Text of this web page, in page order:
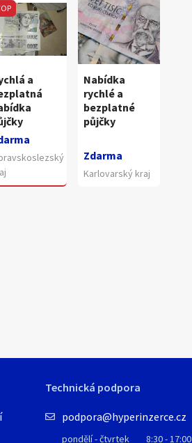
a
Nabídka
rychlé a
bezplatné
půjčky
Zdarma
Karlovarský kraj
Technická podpora
podpora@hyperinzerce.cz
pondělí - čtvrtek 8:30 - 17:00